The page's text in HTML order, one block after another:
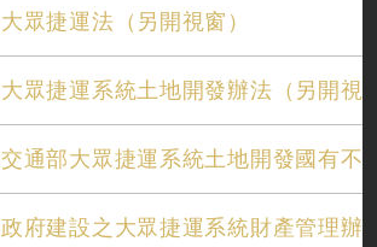
大眾捷運法（另開視窗）
大眾捷運系統土地開發辦法（另開視
交通部大眾捷運系統土地開發國有不
政府建設之大眾捷運系統財產管理辦